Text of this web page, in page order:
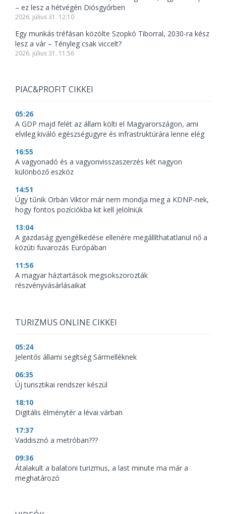
– ez lesz a hétvégén Diósgyőrben
2026. július 31. 12:10
Egy munkás tréfásan közölte Szopkó Tiborral, 2030-ra kész
lesz a vár – Tényleg csak viccelt?
2026. július 31. 11:56
PIAC&PROFIT CIKKEI
05:26
A GDP majd felét az állam költi el Magyarországon, ami
elvileg kiváló egészségügyre és infrastruktúrára lenne elég
16:55
A vagyonadó és a vagyonvisszaszerzés két nagyon
különböző eszköz
14:51
Úgy tűnik Orbán Viktor már nem mondja meg a KDNP-nek,
hogy fontos pozíciókba kit kell jelölniük
13:04
A gazdaság gyengélkedése ellenére megállíthatatlanul nő a
közúti fuvarozás Európában
11:56
A magyar háztartások megsokszorozták
részvényvásárlásaikat
TURIZMUS ONLINE CIKKEI
05:24
Jelentős állami segítség Sármelléknek
06:35
Új turisztikai rendszer készül
18:10
Digitális élménytér a lévai várban
17:37
Vaddisznó a metróban???
09:36
Átalakult a balatoni turizmus, a last minute ma már a
meghatározó